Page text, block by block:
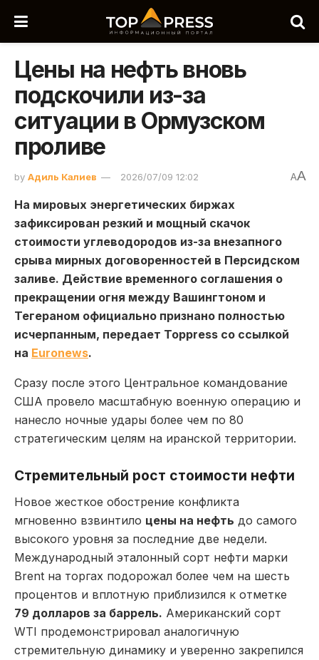
Цены на нефть вновь
подскочили из-за
ситуации в Ормузском
проливе
by Адиль Калиев 2026/07/09 12:02 AA
На мировых энергетических биржах
зафиксирован резкий и мощный скачок
стоимости углеводородов из-за внезапного
срыва мирных договоренностей в Персидском
заливе. Действие временного соглашения о
прекращении огня между Вашингтоном и
Тегераном официально признано полностью
исчерпанным, передает Toppress со ссылкой
на Euronews.
Сразу после этого Центральное командование
США провело масштабную военную операцию и
нанесло ночные удары более чем по 80
стратегическим целям на иранской территории.
Стремительный рост стоимости нефти
Новое жесткое обострение конфликта
мгновенно взвинтило цены на нефть до самого
высокого уровня за последние две недели.
Международный эталонный сорт нефти марки
Brent на торгах подорожал более чем на шесть
процентов и вплотную приблизился к отметке
79 долларов за баррель. Американский сорт
WTI продемонстрировал аналогичную
стремительную динамику и уверенно закрепился